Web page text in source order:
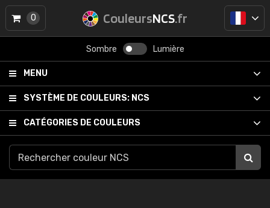
CouleursNCS.fr
Sombre Lumière
MENU
SYSTÈME DE COULEURS: NCS
CATÉGORIES DE COULEURS
0